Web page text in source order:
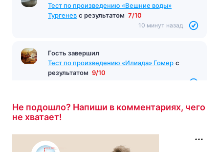
Тест по произведению «Вешние воды»
Тургенев с результатом 7/10
10 минут назад
Гость завершил
Тест по произведению «Илиада» Гомер с
результатом 9/10
Не подошло? Напиши в комментариях, чего
не хватает!